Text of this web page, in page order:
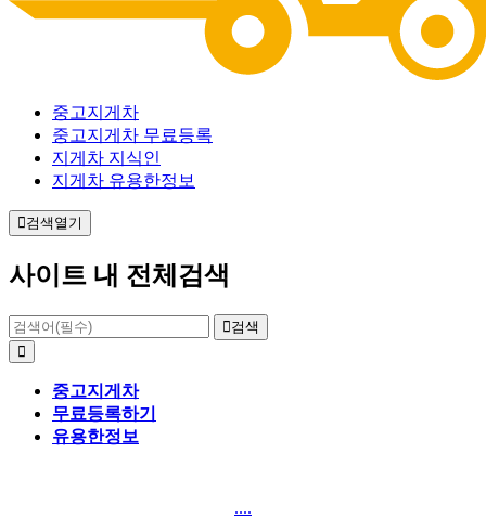
중고지게차
중고지게차 무료등록
지게차 지식인
지게차 유용한정보
검색열기
사이트 내 전체검색
검색
중고지게차
무료등록하기
유용한정보
....